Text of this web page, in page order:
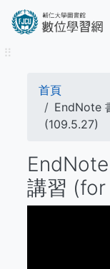
內
⠿
導
航
結
首頁
EndNote
(109.5.27)
講習 (for